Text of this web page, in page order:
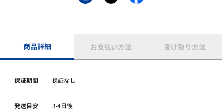
商品詳細 お支払い方法 受け取り方法
保証期間 保証なし
発送目安 3-4日後